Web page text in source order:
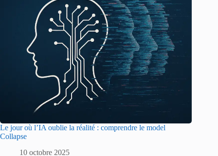
Le jour où l’IA oublie la réalité : comprendre le model
Collapse
10 octobre 2025